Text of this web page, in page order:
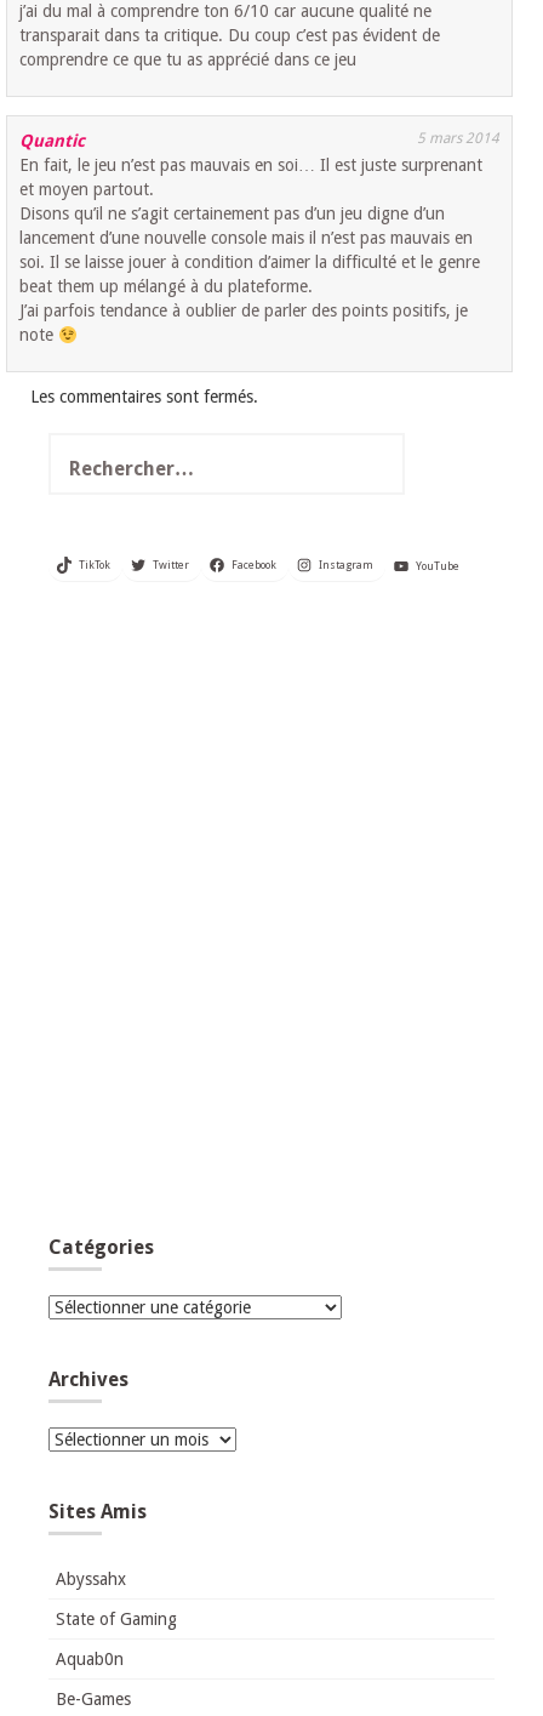
j’ai du mal à comprendre ton 6/10 car aucune qualité ne
transparait dans ta critique. Du coup c’est pas évident de
comprendre ce que tu as apprécié dans ce jeu
Quantic 5 mars 2014
En fait, le jeu n’est pas mauvais en soi… Il est juste surprenant
et moyen partout.
Disons qu’il ne s’agit certainement pas d’un jeu digne d’un
lancement d’une nouvelle console mais il n’est pas mauvais en
soi. Il se laisse jouer à condition d’aimer la difficulté et le genre
beat them up mélangé à du plateforme.
J’ai parfois tendance à oublier de parler des points positifs, je
note
Les commentaires sont fermés.
TikTok Twitter Facebook Instagram YouTube
Catégories
Catégories
Archives
Archives
Sites Amis
Abyssahx
State of Gaming
Aquab0n
Be-Games